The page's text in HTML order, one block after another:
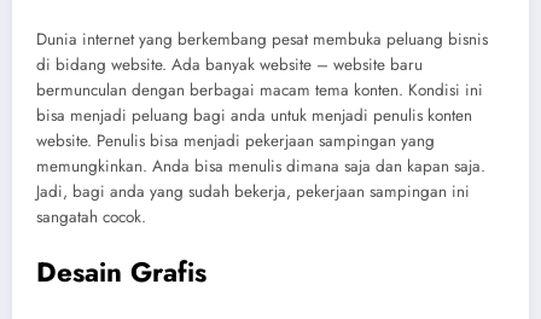
Dunia internet yang berkembang pesat membuka peluang bisnis
di bidang website. Ada banyak website – website baru
bermunculan dengan berbagai macam tema konten. Kondisi ini
bisa menjadi peluang bagi anda untuk menjadi penulis konten
website. Penulis bisa menjadi pekerjaan sampingan yang
memungkinkan. Anda bisa menulis dimana saja dan kapan saja.
Jadi, bagi anda yang sudah bekerja, pekerjaan sampingan ini
sangatah cocok.
Desain Grafis